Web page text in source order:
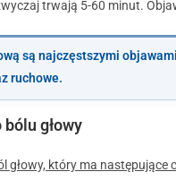
trwają 5-60 minut.
są najczęstszymi
ruchowe.
głowy
głowy, który ma następujące